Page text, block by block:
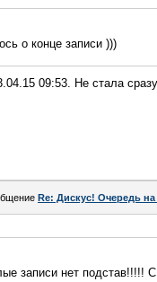
о конце записи )))
09:53. Не стала
Re: Дискус! Очередь на
записи нет подстав!!!!!